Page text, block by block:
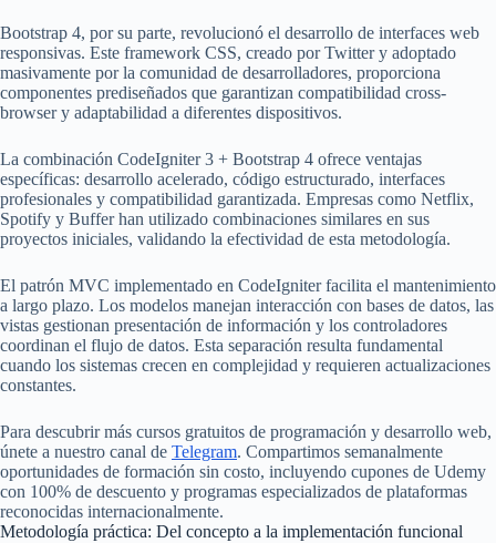
Bootstrap 4, por su parte, revolucionó el desarrollo de interfaces web
responsivas. Este framework CSS, creado por Twitter y adoptado
masivamente por la comunidad de desarrolladores, proporciona
componentes prediseñados que garantizan compatibilidad cross-
browser y adaptabilidad a diferentes dispositivos.
La combinación CodeIgniter 3 + Bootstrap 4 ofrece ventajas
específicas: desarrollo acelerado, código estructurado, interfaces
profesionales y compatibilidad garantizada. Empresas como Netflix,
Spotify y Buffer han utilizado combinaciones similares en sus
proyectos iniciales, validando la efectividad de esta metodología.
El patrón MVC implementado en CodeIgniter facilita el mantenimiento
a largo plazo. Los modelos manejan interacción con bases de datos, las
vistas gestionan presentación de información y los controladores
coordinan el flujo de datos. Esta separación resulta fundamental
cuando los sistemas crecen en complejidad y requieren actualizaciones
constantes.
Para descubrir más cursos gratuitos de programación y desarrollo web,
únete a nuestro canal de Telegram. Compartimos semanalmente
oportunidades de formación sin costo, incluyendo cupones de Udemy
con 100% de descuento y programas especializados de plataformas
reconocidas internacionalmente.
Metodología práctica: Del concepto a la implementación funcional